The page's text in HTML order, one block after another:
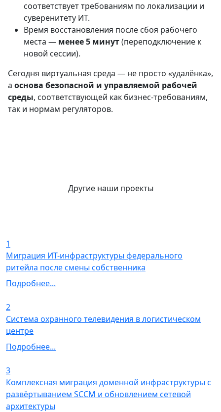
соответствует требованиям по локализации и
суверенитету ИТ.
Время восстановления после сбоя рабочего
места — менее 5 минут(переподключение к
новой сессии).
Сегодня виртуальная среда — не просто «удалёнка»,
а основа безопасной и управляемой рабочей
среды, соответствующей как бизнес-требованиям,
так и нормам регуляторов.
Другие наши проекты
1
Миграция ИТ-инфраструктуры федерального
ритейла после смены собственника
Подробнее...
2
Система охранного телевидения в логистическом
центре
Подробнее...
3
Комплексная миграция доменной инфраструктуры с
развёртыванием SCCM и обновлением сетевой
архитектуры